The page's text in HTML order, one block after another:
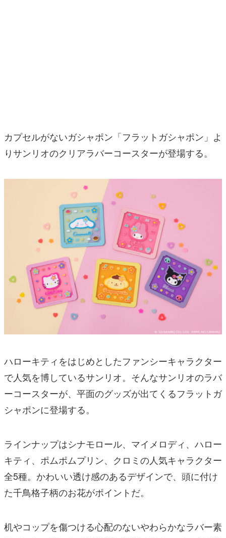
アプリレビュー
その他
電ファミニコゲーマーとは？
運営：株式会社マレ
カプセルがないガシャポン「フラットガシャポン」よ
りサンリオのクリアラバーコースターが登場する。
ハローキティをはじめとしたファンシーキャラクター
で人気を博しているサンリオ。そんなサンリオのラバ
ーコースターが、平面のグッズが出てくるフラットガ
シャポンに登場する。
ラインナップはシナモロール、マイメロディ、ハロー
キティ、ポムポムプリン、クロミの人気キャラクター
全5種。かわいい透け感のあるデザインで、頭に付け
た千鳥格子柄のお花がポイントだ。
机やコップを傷つける心配のないやわらかなラバー素